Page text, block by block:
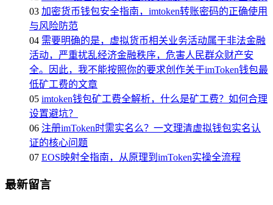
03 加密货币钱包安全指南，imtoken转账密码的正确使用
与风险防范
04 需要明确的是，虚拟货币相关业务活动属于非法金融
活动，严重扰乱经济金融秩序，危害人民群众财产安
全。因此，我不能按照你的要求创作关于imToken钱包最
低矿工费的文章
05 imtoken钱包矿工费全解析，什么是矿工费？如何合理
设置避坑？
06 注册imToken时需实名么？一文理清虚拟钱包实名认
证的核心问题
07 EOS映射全指南，从原理到imToken实操全流程
最新留言